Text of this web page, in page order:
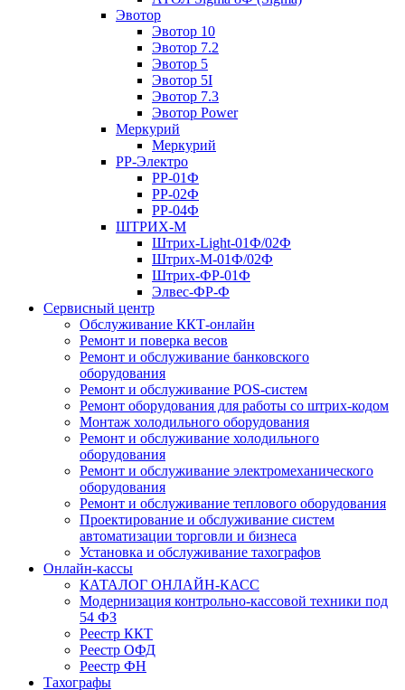
Эвотор
Эвотор 10
Эвотор 7.2
Эвотор 5
Эвотор 5I
Эвотор 7.3
Эвотор Power
Меркурий
Меркурий
РР-Электро
РР-01Ф
РР-02Ф
РР-04Ф
ШТРИХ-М
Штрих-Light-01Ф/02Ф
Штрих-М-01Ф/02Ф
Штрих-ФР-01Ф
Элвес-ФР-Ф
Сервисный центр
Обслуживание ККТ-онлайн
Ремонт и поверка весов
Ремонт и обслуживание банковского
оборудования
Ремонт и обслуживание POS-систем
Ремонт оборудования для работы со штрих-кодом
Монтаж холодильного оборудования
Ремонт и обслуживание холодильного
оборудования
Ремонт и обслуживание электромеханического
оборудования
Ремонт и обслуживание теплового оборудования
Проектирование и обслуживание систем
автоматизации торговли и бизнеса
Установка и обслуживание тахографов
Онлайн-кассы
КАТАЛОГ ОНЛАЙН-КАСС
Модернизация контрольно-кассовой техники под
54 ФЗ
Реестр ККТ
Реестр ОФД
Реестр ФН
Тахографы